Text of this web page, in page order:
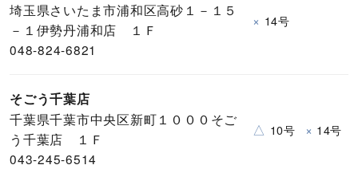
埼玉県さいたま市浦和区高砂１－１５
－１伊勢丹浦和店 １Ｆ
048-824-6821
× 14号
そごう千葉店
千葉県千葉市中央区新町１０００そご
う千葉店 １Ｆ
043-245-6514
△ 10号 × 14号